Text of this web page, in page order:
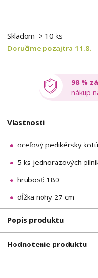
Skladom > 10 ks
Doručíme pozajtra 11.8.
98 %
nákup
Vlastnosti
oceľový pedikérsky
5 ks jednorazových
hrubosť: 180
dĺžka nohy 27 cm
Popis produktu
Hodnotenie produktu